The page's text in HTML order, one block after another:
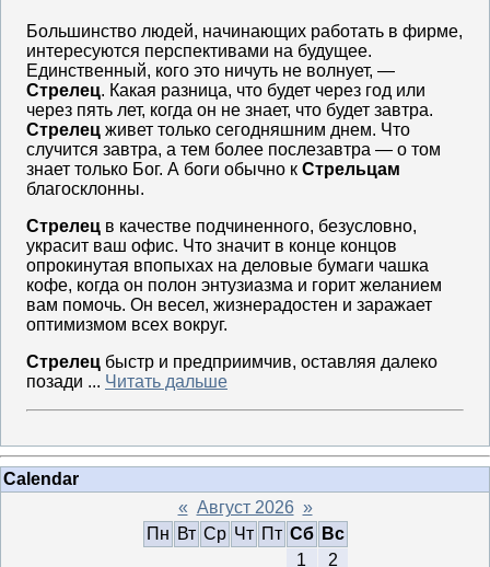
Большинство людей, начинающих работать в фирме,
интересуются перспективами на будущее.
Единственный, кого это ничуть не волнует, —
Стрелец. Какая разница, что будет через год или
через пять лет, когда он не знает, что будет завтра.
Стрелец живет только сегодняшним днем. Что
случится завтра, а тем более послезавтра — о том
знает только Бог. А боги обычно к Стрельцам
благосклонны.
Стрелец в качестве подчиненного, безусловно,
украсит ваш офис. Что значит в конце концов
опрокинутая впопыхах на деловые бумаги чашка
кофе, когда он полон энтузиазма и горит желанием
вам помочь. Он весел, жизнерадостен и заражает
оптимизмом всех вокруг.
Стрелец быстр и предприимчив, оставляя далеко
позади ... Читать дальше
Calendar
« Август 2026 »
Пн Вт Ср Чт Пт Сб
Вс
1
2